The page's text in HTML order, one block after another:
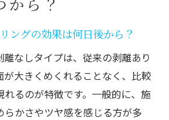
ングの効果は何日後から？
なしタイプは、従来の剥離あり
大きくめくれることなく、比較
れるのが特徴です。一般的に、施
かさやツヤ感を感じる方が多